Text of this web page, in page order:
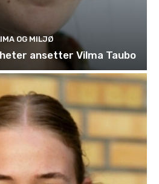
OG MILJØ
ansetter Vilma Taubo